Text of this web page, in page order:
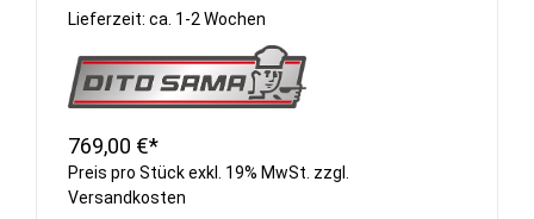
Lieferzeit: ca. 1-2 Wochen
769,00 €*
Preis pro Stück exkl. 19% MwSt. zzgl.
Versandkosten